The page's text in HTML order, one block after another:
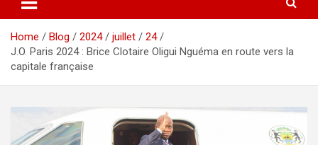
Home Blog 2024 juillet
24
J.O. Paris 2024 : Brice Clotaire Oligui Nguéma en route vers la
capitale française